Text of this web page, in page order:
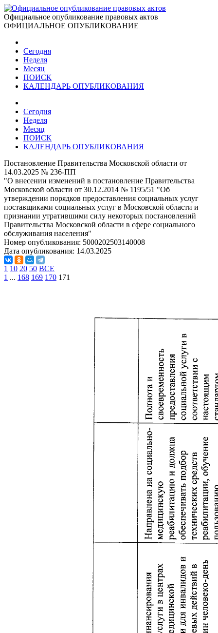
Официальное опубликование правовых актов
ОФИЦИАЛЬНОЕ ОПУБЛИКОВАНИЕ
Сегодня
Неделя
Месяц
ПОИСК
КАЛЕНДАРЬ ОПУБЛИКОВАНИЯ
Сегодня
Неделя
Месяц
ПОИСК
КАЛЕНДАРЬ ОПУБЛИКОВАНИЯ
Постановление Правительства Московской области от
14.03.2025 № 236-ПП
"О внесении изменений в постановление Правительства
Московской области от 30.12.2014 № 1195/51 "Об
утверждении порядков предоставления социальных услуг
поставщиками социальных услуг в Московской области и
признании утратившими силу некоторых постановлений
Правительства Московской области в сфере социального
обслуживания населения"
Номер опубликования: 5000202503140008
Дата опубликования: 14.03.2025
1 10 20 50 ВСЕ
1 ... 168 169 170 171